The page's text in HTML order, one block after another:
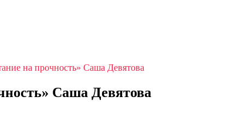
на прочность» Саша Девятова
Саша Девятова